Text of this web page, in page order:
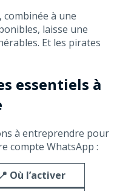
à une
laisse une
Et les pirates
essentiels à
à entreprendre pour
compte WhatsApp :
📍 Où l’activer